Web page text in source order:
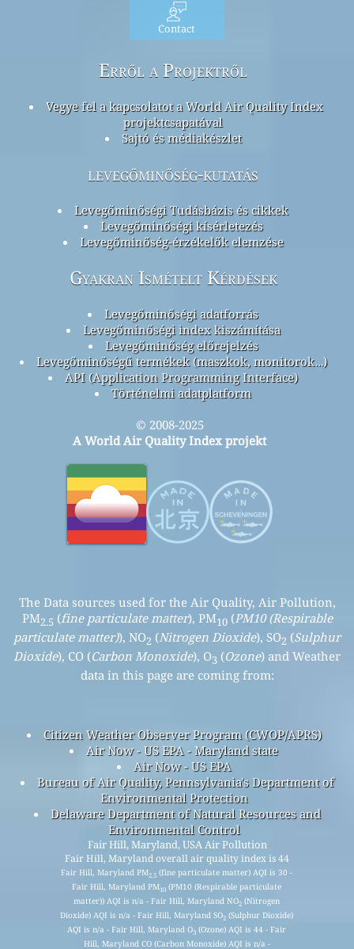
Contact
Erről a Projektről
Vegye fel a kapcsolatot a World Air Quality Index
projektcsapatával
Sajtó és médiakészlet
levegőminőség-kutatás
Levegőminőségi Tudásbázis és cikkek
Levegőminőségi kísérletezés
Levegőminőség-érzékelők elemzése
Gyakran Ismételt Kérdések
Levegőminőségi adatforrás
Levegőminőségi index kiszámítása
Levegőminőség előrejelzés
Levegőminőségű termékek (maszkok, monitorok…)
API (Application Programming Interface)
Történelmi adatplatform
© 2008-2025
A World Air Quality Index projekt
The Data sources used for the Air Quality, Air Pollution,
PM2.5 (fine particulate matter), PM10(PM10 (Respirable
particulate matter)), NO2 (Nitrogen Dioxide), SO2 (Sulphur
Dioxide), CO (Carbon Monoxide), O3 (Ozone) and Weather
data in this page are coming from:
Citizen Weather Observer Program (CWOP/APRS)
Air Now - US EPA - Maryland state
Air Now - US EPA
Bureau of Air Quality, Pennsylvania's Department of
Environmental Protection
Delaware Department of Natural Resources and
Environmental Control
Fair Hill, Maryland, USA Air Pollution
Fair Hill, Maryland overall air quality index is 44
Fair Hill, Maryland PM2.5 (fine particulate matter) AQI is 30 -
Fair Hill, Maryland PM10 (PM10 (Respirable particulate
matter)) AQI is n/a - Fair Hill, Maryland NO2 (Nitrogen
Dioxide) AQI is n/a - Fair Hill, Maryland SO2 (Sulphur Dioxide)
AQI is n/a - Fair Hill, Maryland O3 (Ozone) AQI is 44 - Fair
Hill, Maryland CO (Carbon Monoxide) AQI is n/a -